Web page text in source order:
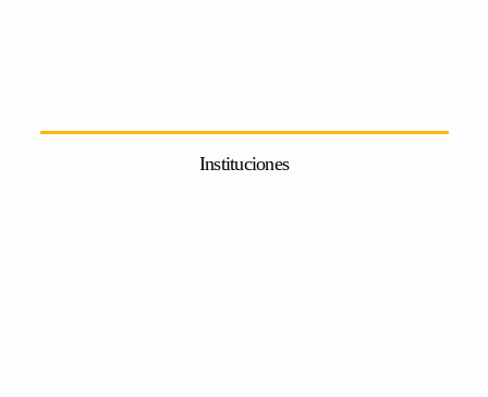
Instituciones